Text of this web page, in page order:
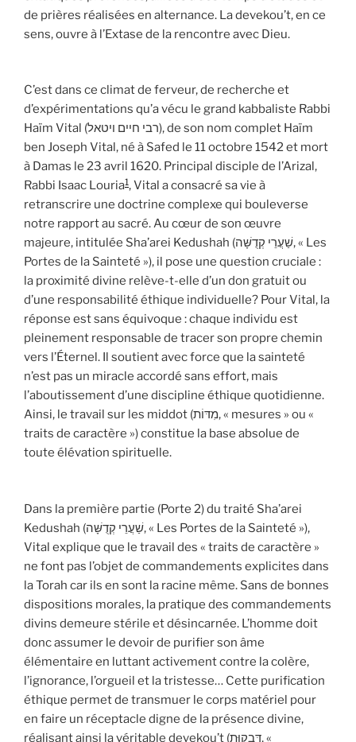
de prières réalisées en alternance. La devekou’t, en ce
sens, ouvre à l’Extase de la rencontre avec Dieu.
C’est dans ce climat de ferveur, de recherche et
d’expérimentations qu’a vécu le grand kabbaliste Rabbi
Haïm Vital (רבי חיים ויטאל), de son nom complet Haïm
ben Joseph Vital, né à Safed le 11 octobre 1542 et mort
à Damas le 23 avril 1620. Principal disciple de l’Arizal,
Rabbi Isaac Louria1, Vital a consacré sa vie à
retranscrire une doctrine complexe qui bouleverse
notre rapport au sacré. Au cœur de son œuvre
majeure, intitulée Sha’arei Kedushah (שַׁעֲרֵי קְדֻשָּׁה, « Les
Portes de la Sainteté »), il pose une question cruciale :
la proximité divine relève-t-elle d’un don gratuit ou
d’une responsabilité éthique individuelle? Pour Vital, la
réponse est sans équivoque : chaque individu est
pleinement responsable de tracer son propre chemin
vers l’Éternel. Il soutient avec force que la sainteté
n’est pas un miracle accordé sans effort, mais
l’aboutissement d’une discipline éthique quotidienne.
Ainsi, le travail sur les middot (מִדּוֹת, « mesures » ou «
traits de caractère ») constitue la base absolue de
toute élévation spirituelle.
Dans la première partie (Porte 2) du traité Sha’arei
Kedushah (שַׁעֲרֵי קְדֻשָּׁה, « Les Portes de la Sainteté »),
Vital explique que le travail des « traits de caractère »
ne font pas l’objet de commandements explicites dans
la Torah car ils en sont la racine même. Sans de bonnes
dispositions morales, la pratique des commandements
divins demeure stérile et désincarnée. L’homme doit
donc assumer le devoir de purifier son âme
élémentaire en luttant activement contre la colère,
l’ignorance, l’orgueil et la tristesse… Cette purification
éthique permet de transmuer le corps matériel pour
en faire un réceptacle digne de la présence divine,
réalisant ainsi la véritable devekou’t (דְּבֵקוּת, «